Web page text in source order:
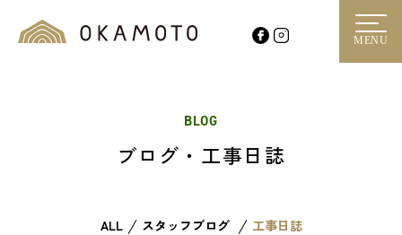
MENU
BLOG
ブログ・工事日誌
ALL スタッフブログ 工事日誌